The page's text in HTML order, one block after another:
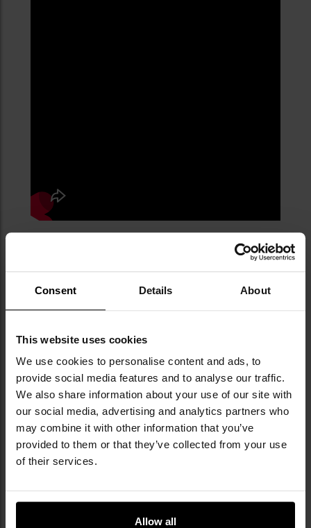
Consent Details About
This website uses cookies
We use cookies to personalise content and ads, to
provide social media features and to analyse our traffic.
We also share information about your use of our site with
our social media, advertising and analytics partners who
may combine it with other information that you’ve
provided to them or that they’ve collected from your use
of their services.
Allow all
Informacja o producencie i bezpieczeństwo
Militaria.pl jest oficjalnym dystrybutorem
marki Helikon-Tex.
Helikon-Tex to polska firma założona w 1983
roku, specjalizująca się w produkcji odzieży
plecaki, torby i akcesoria taktyczne, które
zdobyły uznanie zarówno wśród służb